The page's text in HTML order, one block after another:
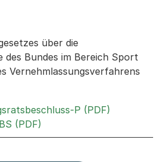
über die
des Bundes im Bereich Sport
Vernehmlassungsverfahrens
P (PDF)
(PDF)